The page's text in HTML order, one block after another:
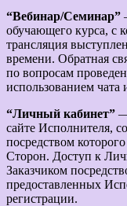
“Вебинар/Семинар”
обучающего курса, с
трансляция
времени. Обратная
по вопросам
использованием чата
“Личный кабинет”
сайте Исполнителя,
посредством
Сторон. Доступ к
Заказчиком
предоставленных
регистрации.